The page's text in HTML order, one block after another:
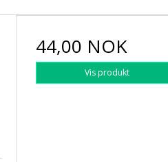
44,00 NOK
Vis produkt